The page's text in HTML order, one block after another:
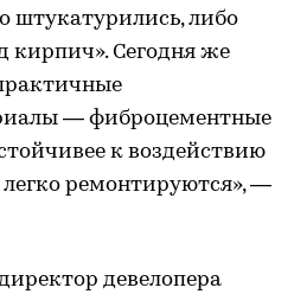
штукатурились, либо
кирпич». Сегодня же
— фиброцементные
к воздействию
ремонтируются», —
девелопера